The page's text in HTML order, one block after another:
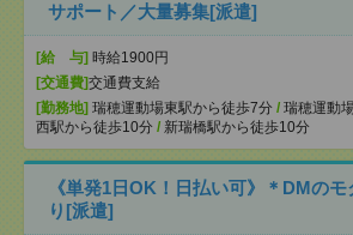
サポート／大量募集[派遣]
[給 与] 時給1900円
[交通費]交通費支給
[勤務地] 瑞穂運動場東駅から徒歩7分 / 瑞穂運動
西駅から徒歩10分 / 新瑞橋駅から徒歩10分
《単発1日OK！日払い可》＊DMの
り[派遣]